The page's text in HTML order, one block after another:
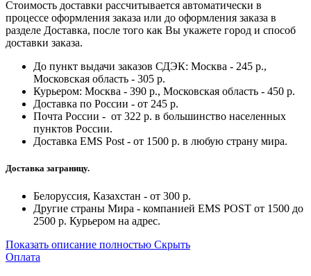
Стоимость доставки рассчитывается автоматически в
процессе оформления заказа или до оформления заказа в
разделе Доставка, после того как Вы укажете город и способ
доставки заказа.
До пункт выдачи заказов СДЭК: Москва - 245 р.,
Московская область - 305 р.
Курьером: Москва - 390 р., Московская область - 450 р.
Доставка по России - от 245 р.
Почта России - от 322 р. в большинство населенных
пунктов России.
Доставка EMS Post - от 1500 р. в любую страну мира.
Доставка заграницу.
Белоруссия, Казахстан - от 300 р.
Другие страны Мира - компанией EMS POST от 1500 до
2500 р. Курьером на адрес.
Показать описание полностью Скрыть
Оплата